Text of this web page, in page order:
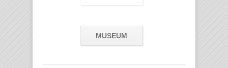
MUSEUM